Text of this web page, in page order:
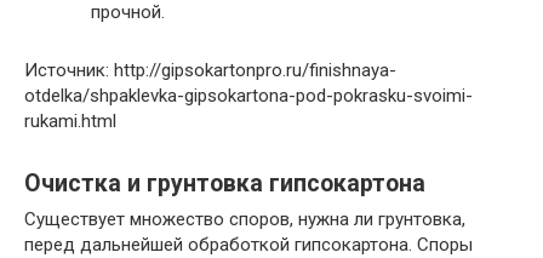
прочной.
Источник: http://gipsokartonpro.ru/finishnaya-
otdelka/shpaklevka-gipsokartona-pod-pokrasku-svoimi-
rukami.html
Очистка и грунтовка гипсокартона
Существует множество споров, нужна ли грунтовка,
перед дальнейшей обработкой гипсокартона. Споры